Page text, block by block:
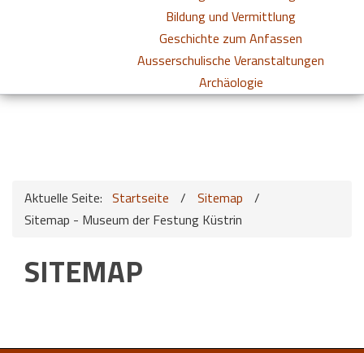
Bildung und Vermittlung
Geschichte zum Anfassen
Ausserschulische Veranstaltungen
Archäologie
Aktuelle Seite: Startseite / Sitemap
/
Sitemap - Museum der Festung Küstrin
SITEMAP